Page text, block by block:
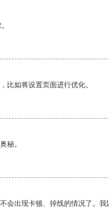
比如将设置页面进行优化。
秘。
会出现卡顿、掉线的情况了。